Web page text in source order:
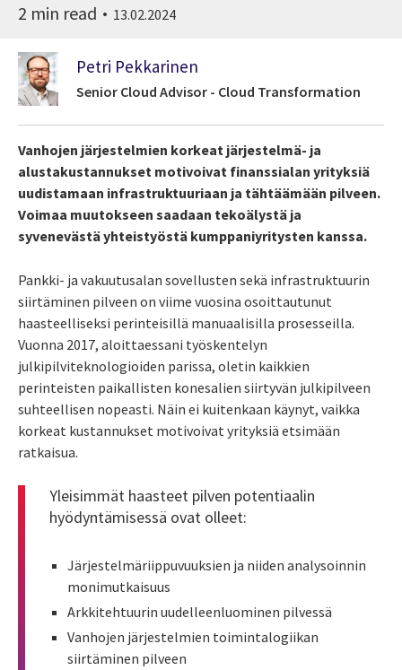
2 min read 13.02.2024
Petri Pekkarinen
Senior Cloud Advisor - Cloud Transformation
Vanhojen järjestelmien korkeat järjestelmä- ja
alustakustannukset motivoivat finanssialan yrityksiä
uudistamaan infrastruktuuriaan ja tähtäämään pilveen.
Voimaa muutokseen saadaan tekoälystä ja
syvenevästä yhteistyöstä kumppaniyritysten kanssa.
Pankki- ja vakuutusalan sovellusten sekä infrastruktuurin
siirtäminen pilveen on viime vuosina osoittautunut
haasteelliseksi perinteisillä manuaalisilla prosesseilla.
Vuonna 2017, aloittaessani työskentelyn
julkipilviteknologioiden parissa, oletin kaikkien
perinteisten paikallisten konesalien siirtyvän julkipilveen
suhteellisen nopeasti. Näin ei kuitenkaan käynyt, vaikka
korkeat kustannukset motivoivat yrityksiä etsimään
ratkaisua.
Yleisimmät haasteet pilven potentiaalin
hyödyntämisessä ovat olleet:
Järjestelmäriippuvuuksien ja niiden analysoinnin
monimutkaisuus
Arkkitehtuurin uudelleenluominen pilvessä
Vanhojen järjestelmien toimintalogiikan
siirtäminen pilveen